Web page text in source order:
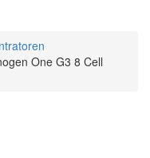
One G3 8 Cell